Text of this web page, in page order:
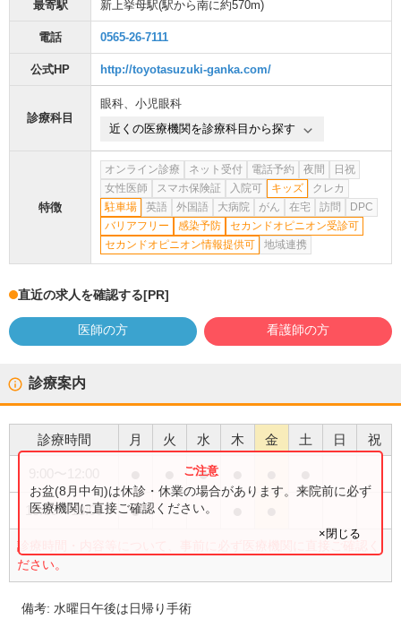
最寄駅 新上挙母駅(駅から南に約570m)
電話 0565-26-7111
公式HP http://toyotasuzuki-ganka.com/
診療科目
眼科、 小児眼科
近くの医療機関を診療科目から探す
特徴
オンライン診療 ネット受付 電話予約 夜間
日祝
女性医師
スマホ保険証 入院可 キッズ
クレカ
駐車場
英語 外国語 大病院 がん 在宅 訪問
DPC
バリアフリー
感染予防
セカンドオピニオン受診可
セカンドオピニオン情報提供可
地域連携
直近の求人を確認する[PR]
医師の方 看護師の方
診療案内
診療時間 月 火 水 木 金 土 日 祝
●
15:30〜18:00 ●
診療時間・内容等について、事前に必ず医療機関に直接ご確認く
ださい。
お盆(8月中旬)は休診・休業の場合があります。来院前に必ず
医療機関に直接ご確認ください。
×閉じる
備考:水曜日午後は日帰り手術